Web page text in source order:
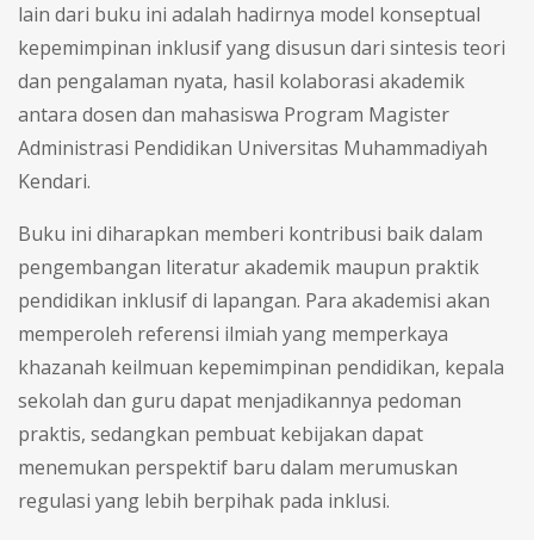
lain dari buku ini adalah hadirnya model konseptual
kepemimpinan inklusif yang disusun dari sintesis teori
dan pengalaman nyata, hasil kolaborasi akademik
antara dosen dan mahasiswa Program Magister
Administrasi Pendidikan Universitas Muhammadiyah
Kendari.
Buku ini diharapkan memberi kontribusi baik dalam
pengembangan literatur akademik maupun praktik
pendidikan inklusif di lapangan. Para akademisi akan
memperoleh referensi ilmiah yang memperkaya
khazanah keilmuan kepemimpinan pendidikan, kepala
sekolah dan guru dapat menjadikannya pedoman
praktis, sedangkan pembuat kebijakan dapat
menemukan perspektif baru dalam merumuskan
regulasi yang lebih berpihak pada inklusi.